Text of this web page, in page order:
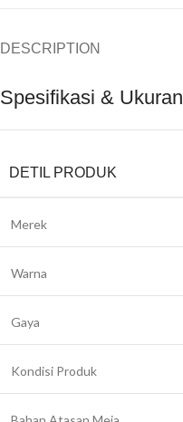
DESCRIPTION
Spesifikasi & Ukuran
DETIL PRODUK
Merek
Warna
Gaya
Kondisi Produk